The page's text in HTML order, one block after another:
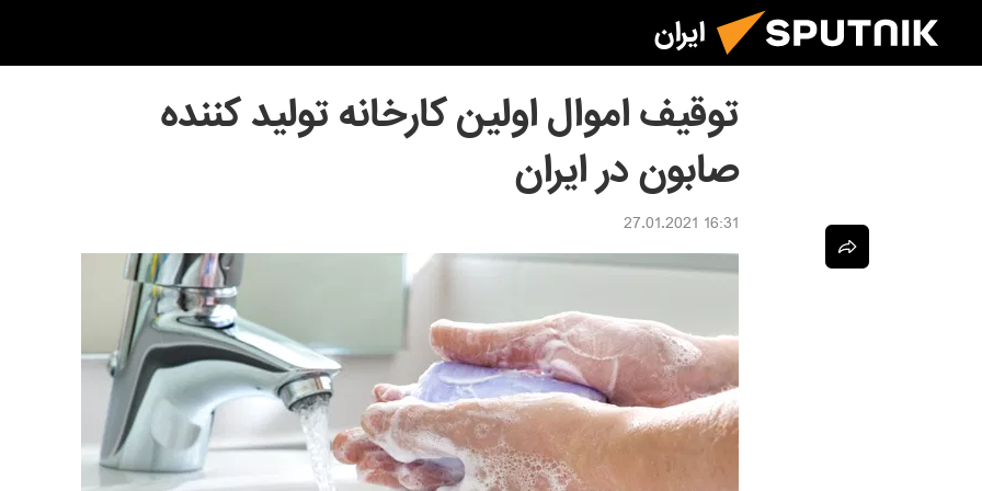
ایران
توقیف اموال اولین کارخانه تولید کننده
صابون در ایران
16:31 27.01.2021